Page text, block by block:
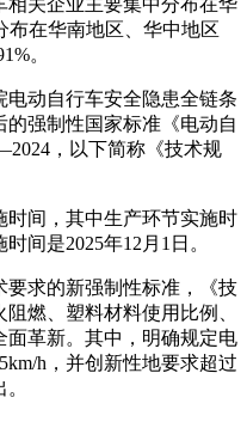
相关企业主要集中分布在华
布在华南地区、华中地区
。
动自行车安全隐患全链条
的强制性国家标准《电动自
，以下简称《技术规
时间，其中生产环节实施时
间是2025年12月1日。
求的新强制性标准，《技
燃、塑料材料使用比例、
革新。其中，明确规定电
h，并创新性地要求超过